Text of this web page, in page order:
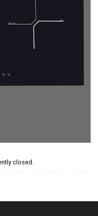
closed.